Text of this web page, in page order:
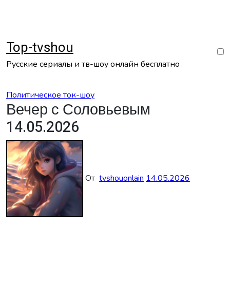
Top-tvshou
Русские сериалы и тв-шоу онлайн бесплатно
Политическое ток-шоу
Вечер с Соловьевым
14.05.2026
От tvshouonlain 14.05.2026